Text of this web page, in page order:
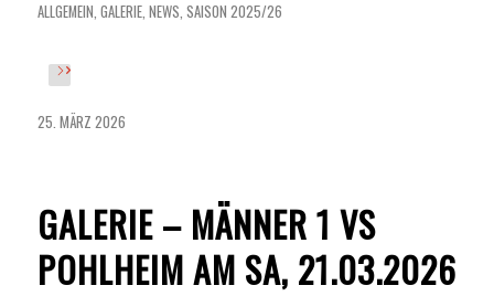
ALLGEMEIN, GALERIE, NEWS, SAISON 2025/26
25. MÄRZ 2026
GALERIE – MÄNNER 1 VS
POHLHEIM AM SA, 21.03.2026